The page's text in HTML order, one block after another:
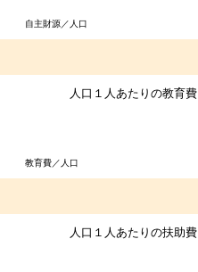
自主財源／人口
人口１人あたりの教育費
教育費／人口
人口１人あたりの扶助費